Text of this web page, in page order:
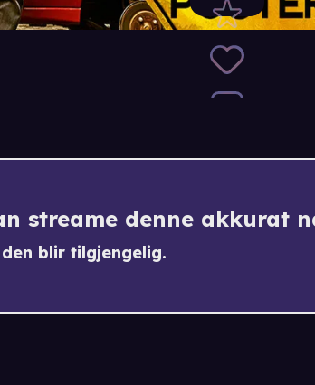
streame denne akkurat
blir tilgjengelig.